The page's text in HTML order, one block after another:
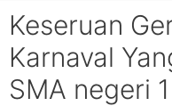
Keseruan
Karnaval
SMA negeri